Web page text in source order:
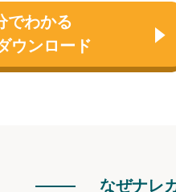
でわかる
ウンロード
なぜナレ